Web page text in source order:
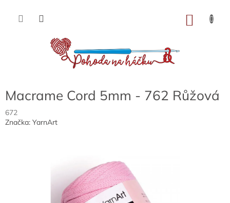
obsah
Macrame Cord 5mm - 762 Růžová
672
Značka: YarnArt